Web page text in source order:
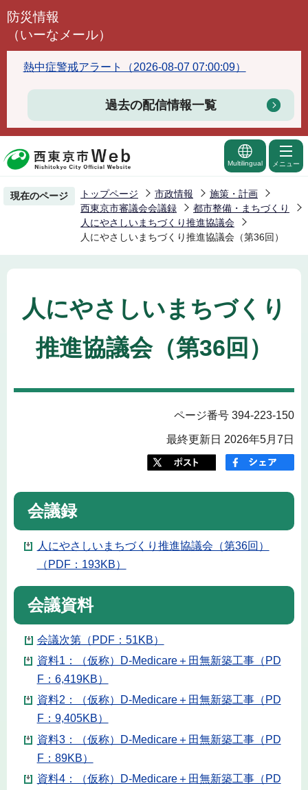
こ
頭
で
防災情報
（いーなメール）
熱中症警戒アラート（2026-08-07 07:00:09）
過去の配信情報一覧
Multilingual メニュー
現在のページ トップページ 市政情報
施策・計画
西東京市審議会会議録
都市整備・まちづくり
人にやさしいまちづくり推進協議会
人にやさしいまちづくり推進協議会（第36回）
人にやさしいまちづくり
推進協議会（第36回）
ページ番号 394-223-150
最終更新日 2026年5月7日
会議録
人にやさしいまちづくり推進協議会（第36回）
（PDF：193KB）
会議資料
会議次第（PDF：51KB）
資料1：（仮称）D-Medicare＋田無新築工事（PD
F：6,419KB）
資料2：（仮称）D-Medicare＋田無新築工事（PD
F：9,405KB）
資料3：（仮称）D-Medicare＋田無新築工事（PD
F：89KB）
資料4：（仮称）D-Medicare＋田無新築工事（PD